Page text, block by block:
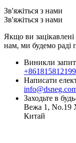
Зв'яжіться з нами
Зв'яжіться з нами
Якщо ви
нам, ми будемо раді
Виникли
Написати
Заходьте в
Вежа 1, No.19
Китай